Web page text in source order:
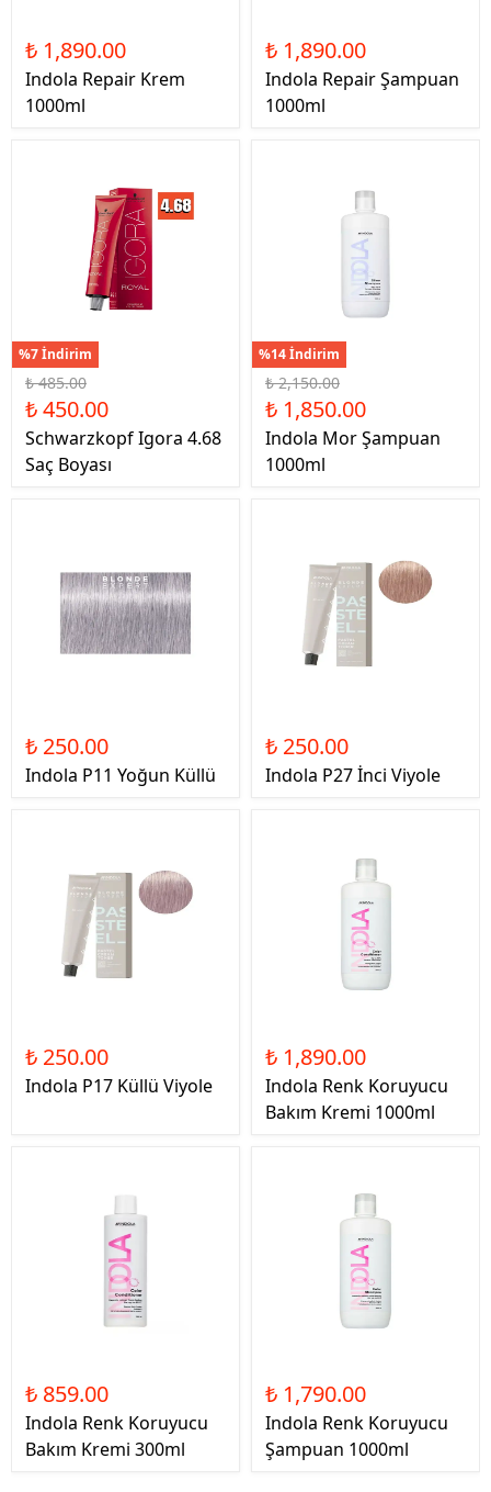
₺ 1,890.00
Indola Repair Krem
1000ml
₺ 1,890.00
Indola Repair Şampuan
1000ml
%7 İndirim
₺ 485.00
₺ 450.00
Schwarzkopf Igora 4.68
Saç Boyası
%14 İndirim
₺ 2,150.00
₺ 1,850.00
Indola Mor Şampuan
1000ml
₺ 250.00
Indola P11 Yoğun Küllü
₺ 250.00
Indola P27 İnci Viyole
₺ 250.00
Indola P17 Küllü Viyole
₺ 1,890.00
Indola Renk Koruyucu
Bakım Kremi 1000ml
₺ 859.00
Indola Renk Koruyucu
Bakım Kremi 300ml
₺ 1,790.00
Indola Renk Koruyucu
Şampuan 1000ml